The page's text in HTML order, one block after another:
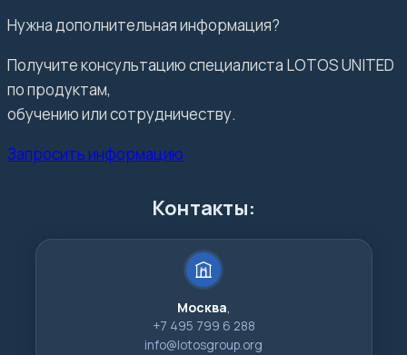
Нужна дополнительная информация?
Получите консультацию специалиста LOTOS UNITED
по продуктам,
обучению или сотрудничеству.
Запросить информацию
Контакты:
Москва,
+7 495 799 6 288
info@lotosgroup.org